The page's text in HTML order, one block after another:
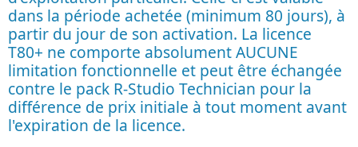
dans la période achetée (minimum 80 jours), à
partir du jour de son activation. La licence
T80+ ne comporte absolument AUCUNE
limitation fonctionnelle et peut être échangée
contre le pack R-Studio Technician pour la
différence de prix initiale à tout moment avant
l'expiration de la licence.